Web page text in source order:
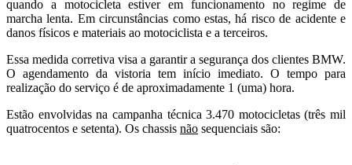
quando a motocicleta estiver em funcionamento no regime de
marcha lenta. Em circunstâncias como estas, há risco de acidente e
danos físicos e materiais ao motociclista e a terceiros.
Essa medida corretiva visa a garantir a segurança dos clientes BMW.
O agendamento da vistoria tem início imediato. O tempo para
realização do serviço é de aproximadamente 1 (uma) hora.
Estão envolvidas na campanha técnica 3.470 motocicletas (três mil
quatrocentos e setenta). Os chassis não sequenciais são: